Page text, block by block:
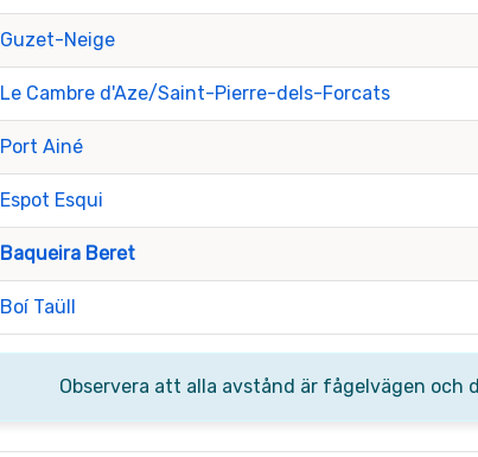
Guzet-Neige
Le Cambre d'Aze/Saint-Pierre-dels-Forcats
Port Ainé
Espot Esqui
Baqueira Beret
Boí Taüll
Observera att alla avstånd är fågelvägen